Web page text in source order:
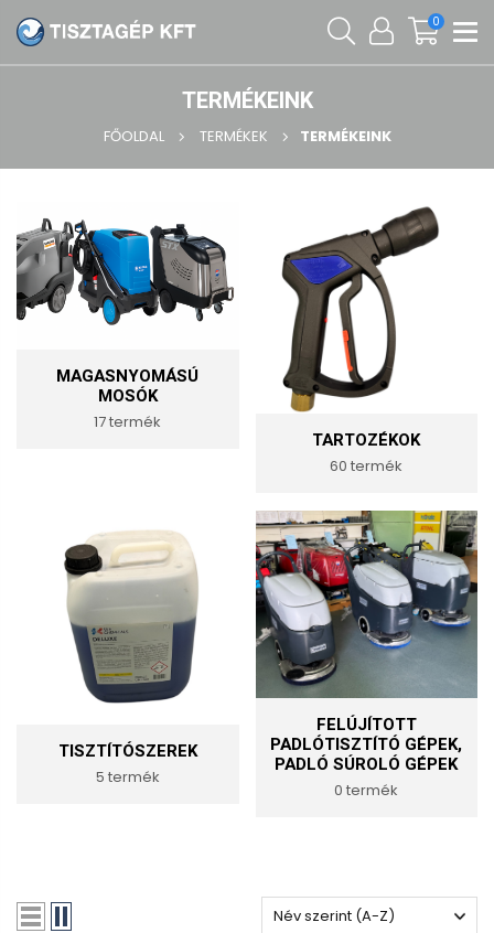
0
TERMÉKEINK
FŐOLDAL TERMÉKEK TERMÉKEINK
MAGASNYOMÁSÚ
MOSÓK
17 termék
TARTOZÉKOK
60 termék
TISZTÍTÓSZEREK
5 termék
FELÚJÍTOTT
PADLÓTISZTÍTÓ GÉPEK,
PADLÓ SÚROLÓ GÉPEK
0 termék